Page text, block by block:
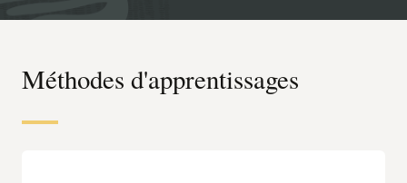
Méthodes d'apprentissages